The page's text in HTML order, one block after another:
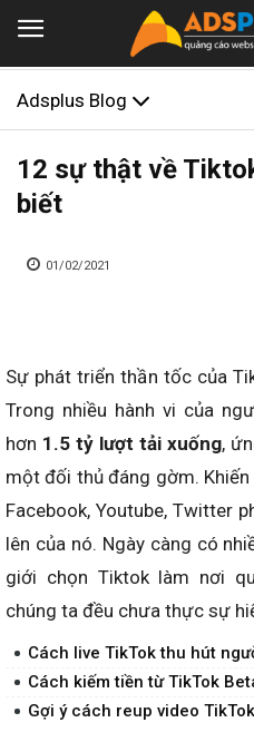
Adsplus Blog
12 sự thật về
biết
01/02/2021
Sự phát triển thần tốc của
Trong nhiều hành vi của
hơn 1.5 tỷ lượt tải xuống,
một đối thủ đáng gờm.
Facebook, Youtube, Twitter
lên của nó. Ngày càng có
giới chọn Tiktok làm nơi
chúng ta đều chưa thực sự
Cách live TikTok thu hút
Cách kiếm tiền từ TikTok
Gợi ý cách reup video